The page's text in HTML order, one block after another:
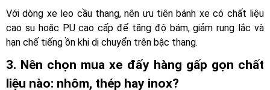
Với dòng xe leo cầu thang, nên ưu tiên bánh xe có chất liệu
cao su hoặc PU cao cấp để tăng độ bám, giảm rung lắc và
hạn chế tiếng ồn khi di chuyển trên bậc thang.
3. Nên chọn mua xe đẩy hàng gấp gọn chất
liệu nào: nhôm, thép hay inox?